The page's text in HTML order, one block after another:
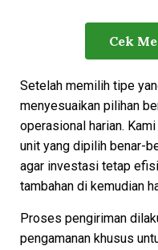
Cek
Setelah memilih tipe
menyesuaikan pilihan
operasional harian.
unit yang dipilih benar-
agar investasi tetap
tambahan di kemudian
Proses pengiriman
pengamanan khusus